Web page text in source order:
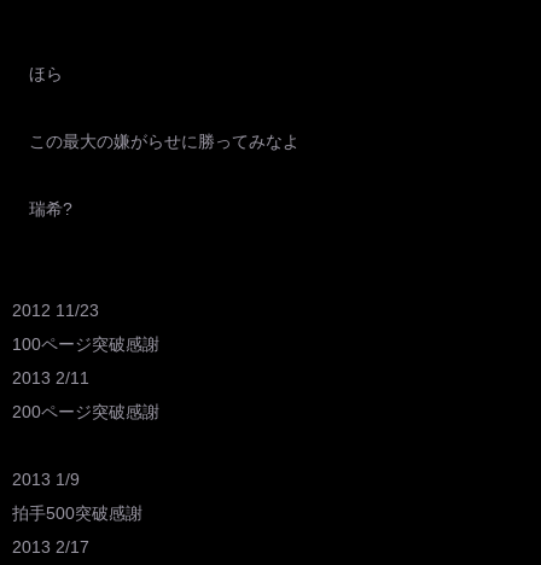
ほら
この最大の嫌がらせに勝ってみなよ
瑞希?
2012 11/23
100ページ突破感謝
2013 2/11
200ページ突破感謝
2013 1/9
拍手500突破感謝
2013 2/17